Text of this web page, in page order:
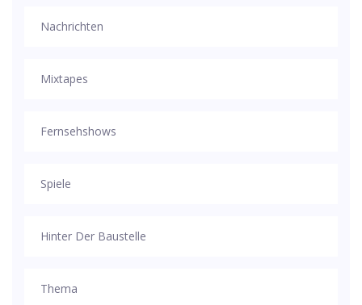
Nachrichten
Mixtapes
Fernsehshows
Spiele
Hinter Der Baustelle
Thema